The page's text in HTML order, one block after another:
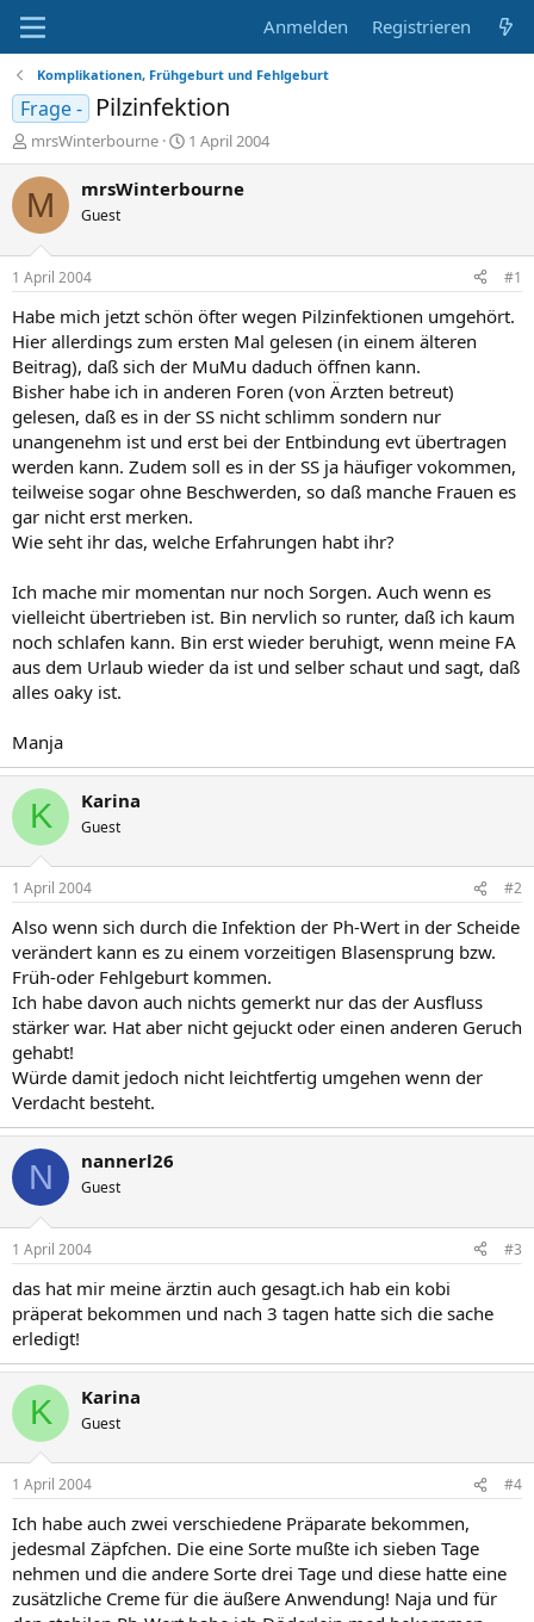
Anmelden Registrieren
Komplikationen, Frühgeburt und Fehlgeburt
Frage - Pilzinfektion
E
r
s
t
e
r
mrsWinterbourne
E
r
s
t
a
1 April 2004
M mrsWinterbourne
Guest
1 April 2004 #1
Habe mich jetzt schön öfter wegen Pilzinfektionen umgehört.
Hier allerdings zum ersten Mal gelesen (in einem älteren
Beitrag), daß sich der MuMu daduch öffnen kann.
Bisher habe ich in anderen Foren (von Ärzten betreut)
gelesen, daß es in der SS nicht schlimm sondern nur
unangenehm ist und erst bei der Entbindung evt übertragen
werden kann. Zudem soll es in der SS ja häufiger vokommen,
teilweise sogar ohne Beschwerden, so daß manche Frauen es
gar nicht erst merken.
Wie seht ihr das, welche Erfahrungen habt ihr?
Ich mache mir momentan nur noch Sorgen. Auch wenn es
vielleicht übertrieben ist. Bin nervlich so runter, daß ich kaum
noch schlafen kann. Bin erst wieder beruhigt, wenn meine FA
aus dem Urlaub wieder da ist und selber schaut und sagt, daß
alles oaky ist.
Manja
K Karina
Guest
1 April 2004 #2
Also wenn sich durch die Infektion der Ph-Wert in der Scheide
verändert kann es zu einem vorzeitigen Blasensprung bzw.
Früh-oder Fehlgeburt kommen.
Ich habe davon auch nichts gemerkt nur das der Ausfluss
stärker war. Hat aber nicht gejuckt oder einen anderen Geruch
gehabt!
Würde damit jedoch nicht leichtfertig umgehen wenn der
Verdacht besteht.
N nannerl26
Guest
1 April 2004 #3
das hat mir meine ärztin auch gesagt.ich hab ein kobi
präperat bekommen und nach 3 tagen hatte sich die sache
erledigt!
K Karina
Guest
1 April 2004 #4
Ich habe auch zwei verschiedene Präparate bekommen,
jedesmal Zäpfchen. Die eine Sorte mußte ich sieben Tage
nehmen und die andere Sorte drei Tage und diese hatte eine
zusätzliche Creme für die äußere Anwendung! Naja und für